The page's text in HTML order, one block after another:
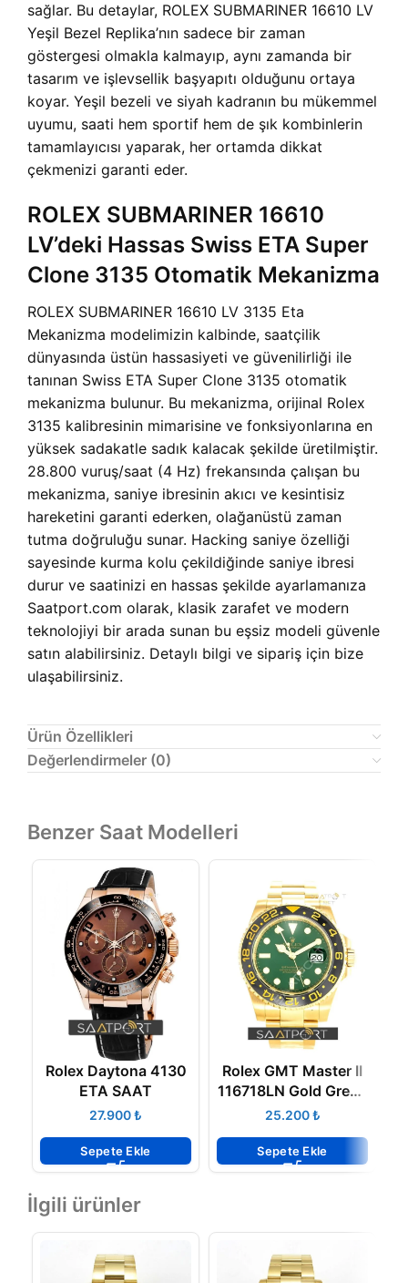
sağlar. Bu detaylar, ROLEX SUBMARINER 16610 LV
Yeşil Bezel Replika’nın sadece bir zaman
göstergesi olmakla kalmayıp, aynı zamanda bir
tasarım ve işlevsellik başyapıtı olduğunu ortaya
koyar. Yeşil bezeli ve siyah kadranın bu mükemmel
uyumu, saati hem sportif hem de şık kombinlerin
tamamlayıcısı yaparak, her ortamda dikkat
çekmenizi garanti eder.
ROLEX SUBMARINER 16610
LV’deki Hassas Swiss ETA Super
Clone 3135 Otomatik Mekanizma
ROLEX SUBMARINER 16610 LV 3135 Eta
Mekanizma modelimizin kalbinde, saatçilik
dünyasında üstün hassasiyeti ve güvenilirliği ile
tanınan Swiss ETA Super Clone 3135 otomatik
mekanizma bulunur. Bu mekanizma, orijinal Rolex
3135 kalibresinin mimarisine ve fonksiyonlarına en
yüksek sadakatle sadık kalacak şekilde üretilmiştir.
28.800 vuruş/saat (4 Hz) frekansında çalışan bu
mekanizma, saniye ibresinin akıcı ve kesintisiz
hareketini garanti ederken, olağanüstü zaman
tutma doğruluğu sunar. Hacking saniye özelliği
sayesinde kurma kolu çekildiğinde saniye ibresi
durur ve saatinizi en hassas şekilde ayarlamanıza
Saatport.com olarak, klasik zarafet ve modern
teknolojiyi bir arada sunan bu eşsiz modeli güvenle
satın alabilirsiniz. Detaylı bilgi ve sipariş için bize
ulaşabilirsiniz.
Ürün Özellikleri
Değerlendirmeler (0)
Benzer Saat Modelleri
Rolex Daytona 4130
ETA SAAT
₺
Sepete Ekle
Rolex GMT Master II
116718LN Gold Green
ETA 3186 ETA
₺
Sepete Ekle
İlgili ürünler